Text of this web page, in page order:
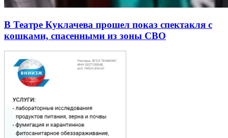
В Театре Куклачева прошел показ спектакля с
кошками, спасенными из зоны СВО